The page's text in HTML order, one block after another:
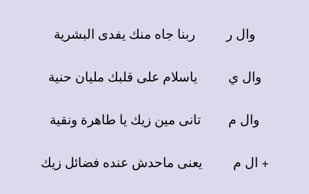
وال ر ربنا جاه منك يفدى البشرية
وال ي ياسلام على قلبك مليان حنية
وال م تانى مين زيك يا طاهرة ونقية
+ ال م يعنى ماحدش عنده فضائل زيك